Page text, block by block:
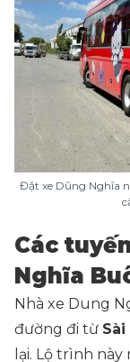
Đặt xe Dũng Nghĩa
Các
Nghĩa
Nhà xe Dung
đường đi từ
lại. Lộ trình